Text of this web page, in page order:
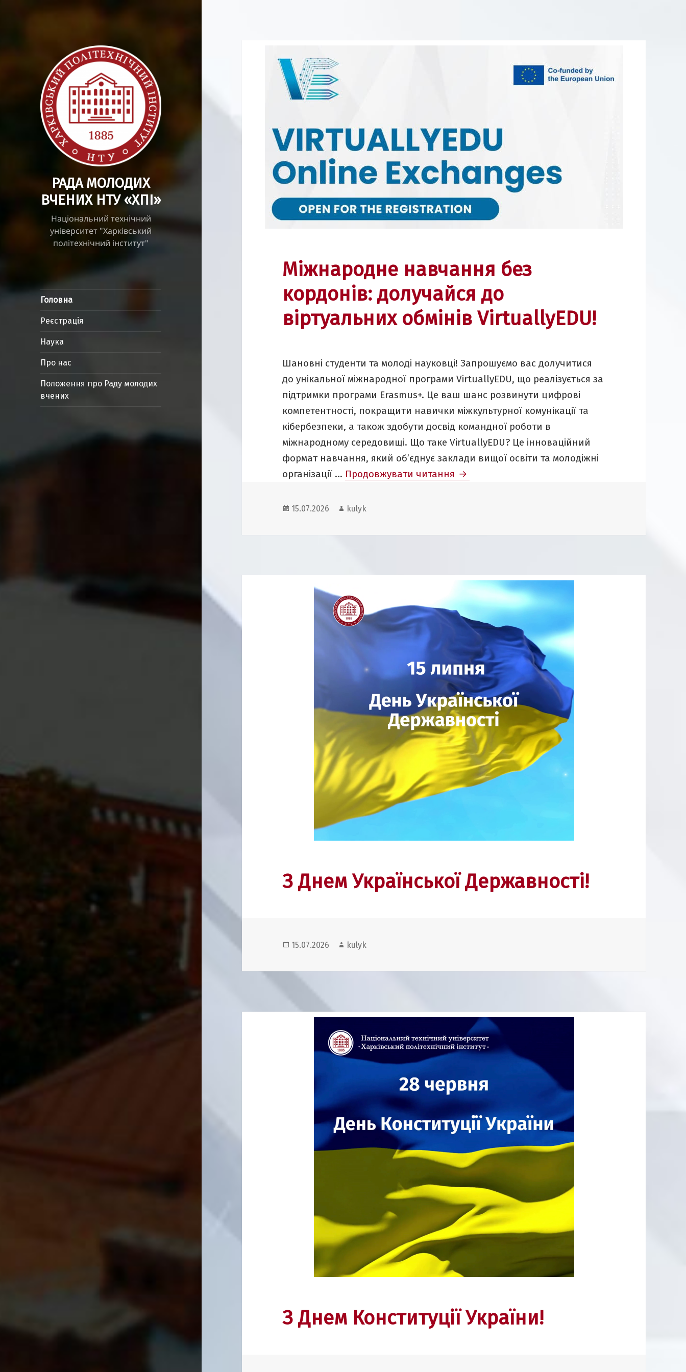
РАДА МОЛОДИХ
ВЧЕНИХ НТУ «ХПІ»
Національний технічний
університет "Харківський
політехнічний інститут"
Головна
Реєстрація
Наука
Про нас
Положення про Раду молодих
вчених
Міжнародне навчання без
кордонів: долучайся до
віртуальних обмінів VirtuallyEDU!
Шановні студенти та молоді науковці! Запрошуємо вас долучитися
до унікальної міжнародної програми VirtuallyEDU, що реалізується за
підтримки програми Erasmus+. Це ваш шанс розвинути цифрові
компетентності, покращити навички міжкультурної комунікації та
кібербезпеки, а також здобути досвід командної роботи в
міжнародному середовищі. Що таке VirtuallyEDU? Це інноваційний
формат навчання, який об’єднує заклади вищої освіти та молодіжні
організації … Продовжувати читання Міжнародне навчання без кордонів: долучайся
Опубліковано
15.07.2026 Автор
kulyk
З Днем Української Державності!
Опубліковано
15.07.2026 Автор
kulyk
З Днем Конституції України!